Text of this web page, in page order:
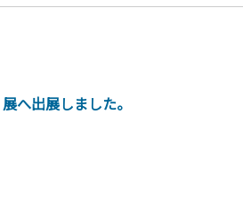
へ出展しました。